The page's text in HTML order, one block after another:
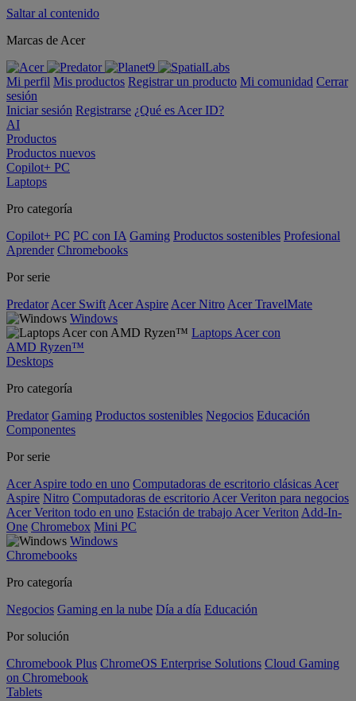
Saltar al contenido
Marcas de Acer
Mi perfil Mis productos Registrar un producto Mi comunidad Cerrar
sesión
Iniciar sesión Registrarse ¿Qué es Acer ID?
AI
Productos
Productos nuevos
Copilot+ PC
Laptops
Pro categoría
Copilot+ PC PC con IA Gaming Productos sostenibles Profesional
Aprender Chromebooks
Por serie
Predator Acer Swift Acer Aspire Acer Nitro Acer TravelMate
Windows
Laptops Acer con
AMD Ryzen™
Desktops
Pro categoría
Predator Gaming Productos sostenibles Negocios Educación
Componentes
Por serie
Acer Aspire todo en uno Computadoras de escritorio clásicas Acer
Aspire Nitro Computadoras de escritorio Acer Veriton para negocios
Acer Veriton todo en uno Estación de trabajo Acer Veriton Add-In-
One Chromebox Mini PC
Windows
Chromebooks
Pro categoría
Negocios Gaming en la nube Día a día Educación
Por solución
Chromebook Plus ChromeOS Enterprise Solutions Cloud Gaming
on Chromebook
Tablets